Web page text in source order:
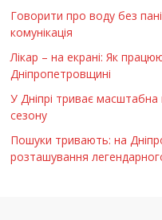
Говорити про воду без
комунікація
Лікар – на екрані: Як
Дніпропетровщині
У Дніпрі триває
сезону
Пошуки тривають: на
розташування